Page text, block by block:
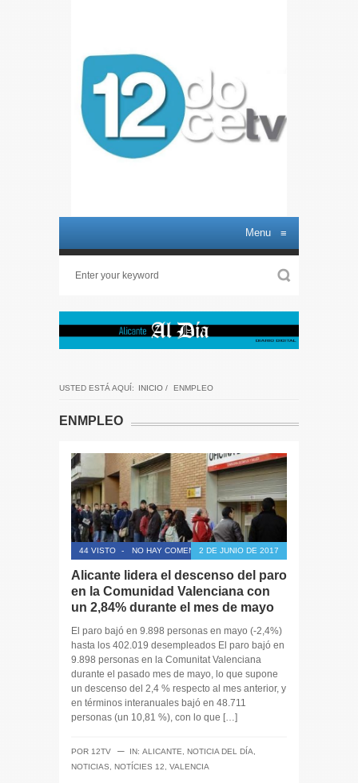
Menu ≡
USTED ESTÁ AQUÍ: INICIO / ENMPLEO
ENMPLEO
44 VISTO - NO HAY COMENTARIOS2 DE JUNIO DE 2017
Alicante lidera el descenso del paro
en la Comunidad Valenciana con
un 2,84% durante el mes de mayo
El paro bajó en 9.898 personas en mayo (-2,4%)
hasta los 402.019 desempleados El paro bajó en
9.898 personas en la Comunitat Valenciana
durante el pasado mes de mayo, lo que supone
un descenso del 2,4 % respecto al mes anterior, y
en términos interanuales bajó en 48.711
personas (un 10,81 %), con lo que […]
POR 12TV ─ IN: ALICANTE, NOTICIA DEL DÍA,
NOTICIAS, NOTÍCIES 12, VALENCIA